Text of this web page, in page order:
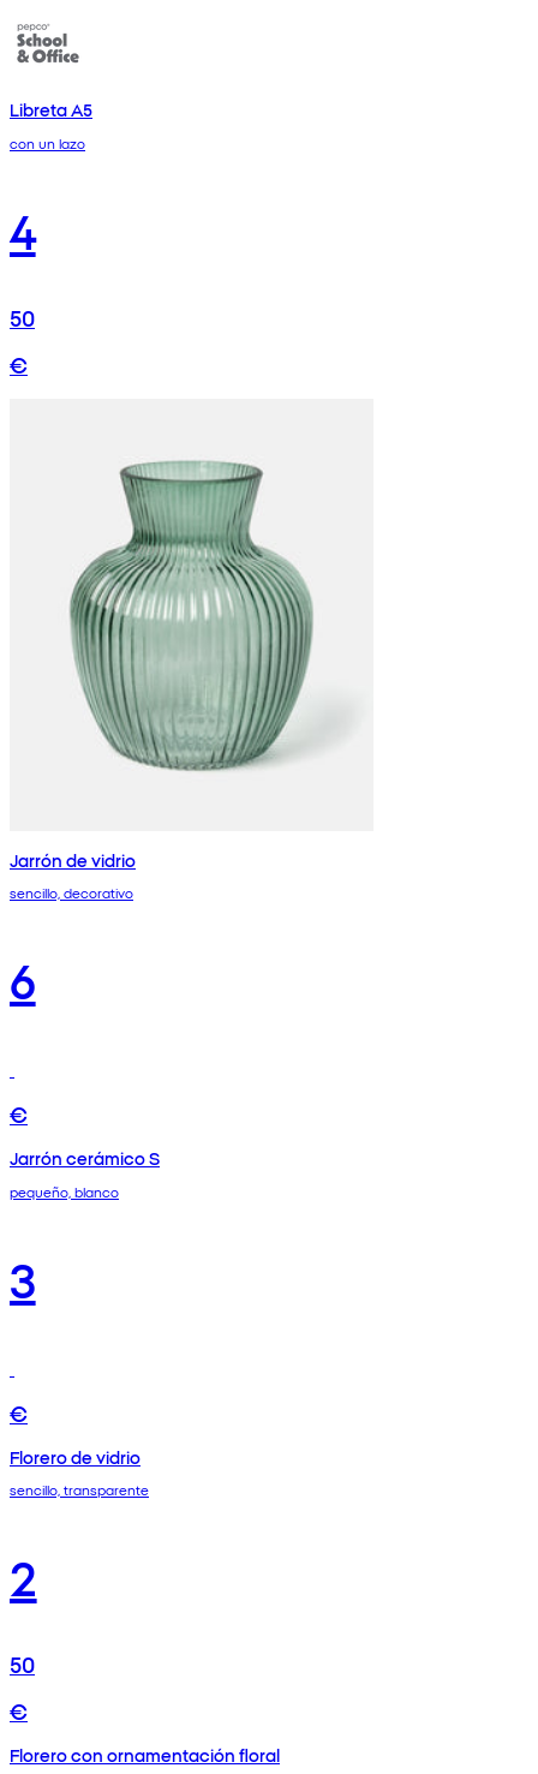
Libreta A5
con un lazo
4
50
€
Jarrón de vidrio
sencillo, decorativo
6
€
Jarrón cerámico S
pequeño, blanco
3
€
Florero de vidrio
sencillo, transparente
2
50
€
Florero con ornamentación floral